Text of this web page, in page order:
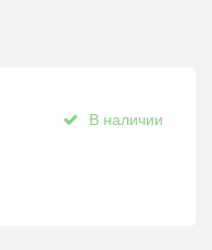
В наличии